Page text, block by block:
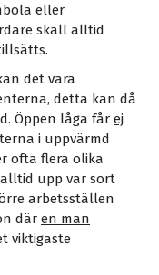
eller
skall alltid
det vara
detta kan då
Öppen låga får ej
i uppvärmd
ofta flera olika
upp var sort
arbetsställen
där en man
viktigaste